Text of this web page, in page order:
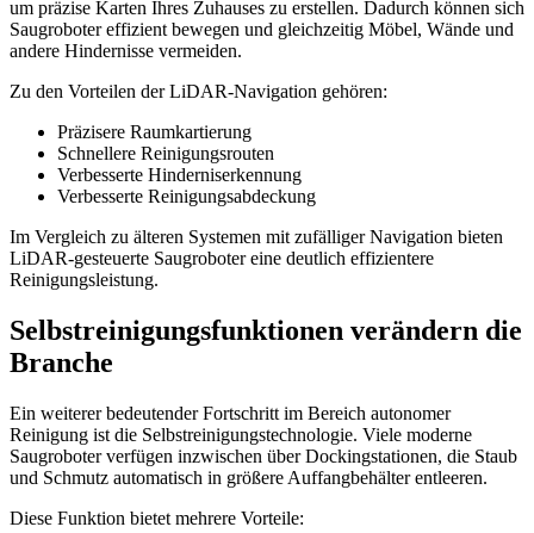
um präzise Karten Ihres Zuhauses zu erstellen. Dadurch können sich
Saugroboter effizient bewegen und gleichzeitig Möbel, Wände und
andere Hindernisse vermeiden.
Zu den Vorteilen der LiDAR-Navigation gehören:
Präzisere Raumkartierung
Schnellere Reinigungsrouten
Verbesserte Hinderniserkennung
Verbesserte Reinigungsabdeckung
Im Vergleich zu älteren Systemen mit zufälliger Navigation bieten
LiDAR-gesteuerte Saugroboter eine deutlich effizientere
Reinigungsleistung.
Selbstreinigungsfunktionen verändern die
Branche
Ein weiterer bedeutender Fortschritt im Bereich autonomer
Reinigung ist die Selbstreinigungstechnologie. Viele moderne
Saugroboter verfügen inzwischen über Dockingstationen, die Staub
und Schmutz automatisch in größere Auffangbehälter entleeren.
Diese Funktion bietet mehrere Vorteile: